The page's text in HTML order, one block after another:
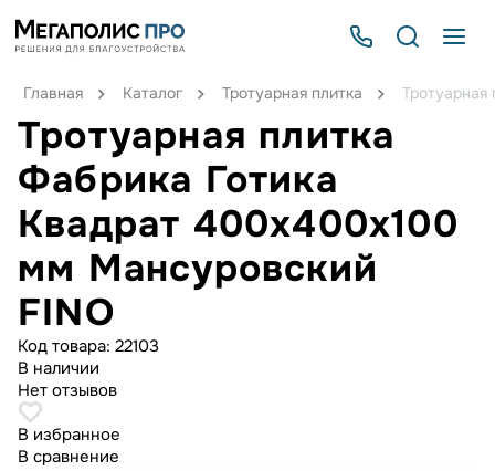
Главная Каталог Тротуарная плитка
Тротуарная плитка
Фабрика Готика
Квадрат 400х400х100
мм Мансуровский
FINO
Код товара: 22103
В наличии
Нет отзывов
В избранное
В сравнение